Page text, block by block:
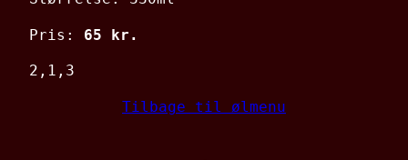
Pris: 65 kr.
2,1,3
Tilbage til ølmenu